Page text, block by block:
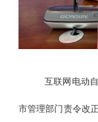
互联网电动
市管理部门责令改